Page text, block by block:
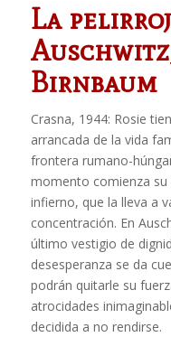
La
Birnbaum
Crasna, 1944: Rosie
arrancada de la vida
frontera rumano-
momento comienza su
infierno, que la lleva a
concentración. En
último vestigio de
desesperanza se da
podrán quitarle su
atrocidades
decidida a no rendirse.